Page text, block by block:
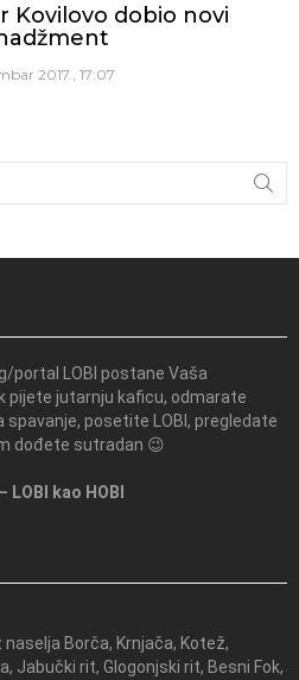
Kovilovo dobio novi
2017., 17:07
portal LOBI postane Vaša
pijete jutarnju kaficu, odmarate
posetite LOBI, pregledate
dođete sutradan 😉
LOBI kao HOBI
Borča, Krnjača, Kotež,
Jabučki rit, Glogonjski rit, Besni Fok,